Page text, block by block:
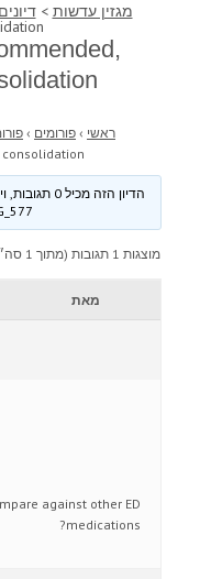
מגזין עדשות >דיונים
ראשי › פורומים ›
הדיון הזה מכיל 0 תגובות, ויש לו משתתף 1, והוא עודכן לאחרונה ע״י
מוצגות 1 תגובות (מתוך 1 סה״כ)
מאת
against other ED
medications?